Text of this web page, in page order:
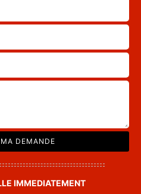
IMMEDIATEMENT